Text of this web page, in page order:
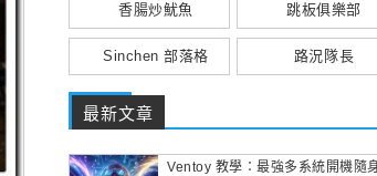
香腸炒魷魚 跳板俱樂部
Sinchen 部落格 路況隊長
最新文章
Ventoy 教學：最強多系統開機隨